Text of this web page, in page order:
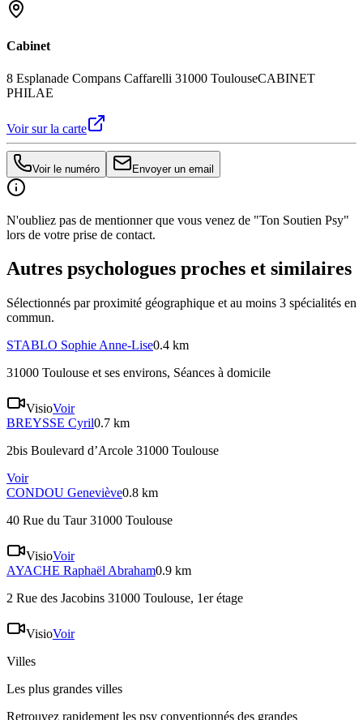
Cabinet
8 Esplanade Compans Caffarelli 31000 ToulouseCABINET
PHILAE
Voir sur la carte
Voir le numéro Envoyer un email
N'oubliez pas de mentionner que vous venez de "Ton Soutien Psy"
lors de votre prise de contact.
Autres psychologues proches et similaires
Sélectionnés par proximité géographique et au moins 3 spécialités en
commun.
STABLO Sophie Anne-Lise0.4 km
31000 Toulouse et ses environs, Séances à domicile
VisioVoir
BREYSSE Cyril0.7 km
2bis Boulevard d’Arcole 31000 Toulouse
Voir
CONDOU Geneviève0.8 km
40 Rue du Taur 31000 Toulouse
VisioVoir
AYACHE Raphaël Abraham0.9 km
2 Rue des Jacobins 31000 Toulouse, 1er étage
VisioVoir
Villes
Les plus grandes villes
Retrouvez rapidement les psy conventionnés des grandes